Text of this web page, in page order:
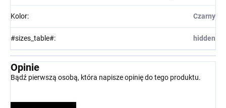
Kolor: Czarny
#sizes_table#: hidden
Opinie
Bądź pierwszą osobą, która napisze opinię do tego produktu.